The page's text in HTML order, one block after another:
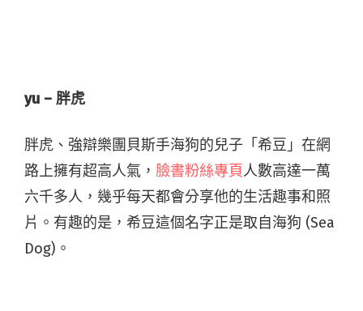
yu – 胖虎
胖虎、強辯樂團貝斯手海狗的兒子「希豆」在網
路上擁有超高人氣， 臉書粉絲專頁人數高達一萬
六千多人，幾乎每天都會分享他的生活趣事和照
片。有趣的是，希豆這個名字正是取自海狗 (Sea
Dog)。